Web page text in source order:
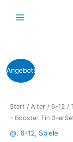
Inhalt
Angebot!
Start / Alter / 6-12 /
– Booster Tin 3-
@, 6-12, Spiele
war: